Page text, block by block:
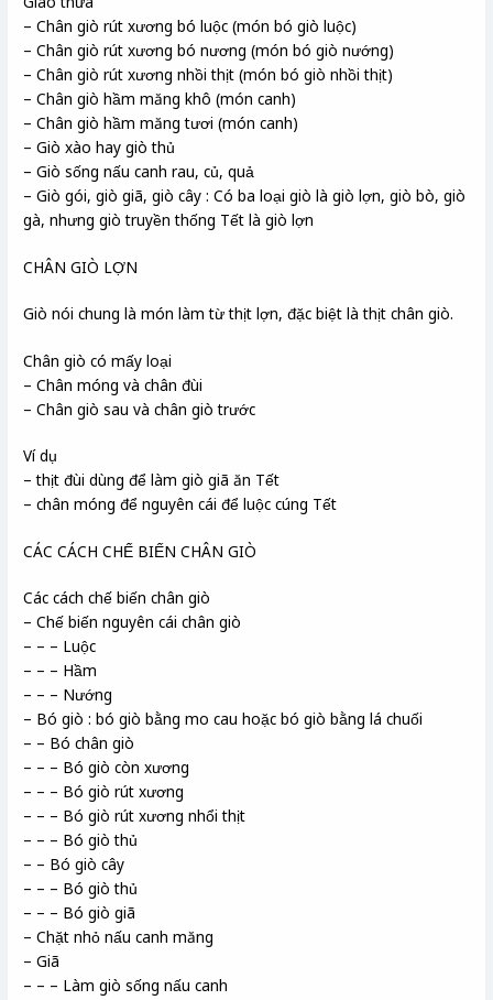
– Chân giò rút xương bó luộc (món bó giò luộc)
– Chân giò rút xương bó nương (món bó giò nướng)
– Chân giò rút xương nhồi thịt (món bó giò nhồi thịt)
– Chân giò hầm măng khô (món canh)
– Chân giò hầm măng tươi (món canh)
– Giò xào hay giò thủ
– Giò sống nấu canh rau, củ, quả
– Giò gói, giò giã, giò cây : Có ba loại giò là giò lợn, giò bò, giò
gà, nhưng giò truyền thống Tết là giò lợn
CHÂN GIÒ LỢN
Giò nói chung là món làm từ thịt lợn, đặc biệt là thịt chân giò.
Chân giò có mấy loại
– Chân móng và chân đùi
– Chân giò sau và chân giò trước
Ví dụ
– thịt đùi dùng để làm giò giã ăn Tết
– chân móng để nguyên cái để luộc cúng Tết
CÁC CÁCH CHẾ BIẾN CHÂN GIÒ
Các cách chế biến chân giò
– Chế biến nguyên cái chân giò
– – – Luộc
– – – Hầm
– – – Nướng
– Bó giò : bó giò bằng mo cau hoặc bó giò bằng lá chuối
– – Bó chân giò
– – – Bó giò còn xương
– – – Bó giò rút xương
– – – Bó giò rút xương nhổi thịt
– – – Bó giò thủ
– – Bó giò cây
– – – Bó giò thủ
– – – Bó giò giã
– Chặt nhỏ nấu canh măng
– Giã
– – – Làm giò sống nấu canh